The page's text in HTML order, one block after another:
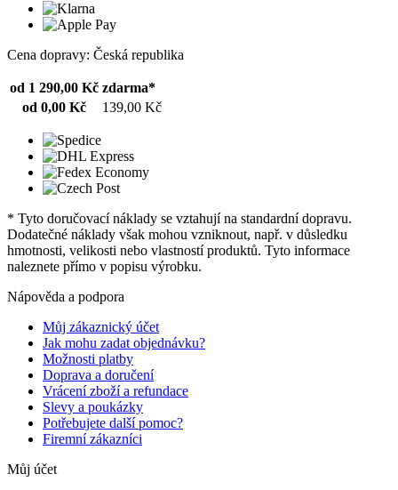
Cena dopravy: Česká republika
od 1 290,00 Kč zdarma*
od 0,00 Kč
139,00 Kč
* Tyto doručovací náklady se vztahují na standardní dopravu.
Dodatečné náklady však mohou vzniknout, např. v důsledku
hmotnosti, velikosti nebo vlastností produktů. Tyto informace
naleznete přímo v popisu výrobku.
Nápověda a podpora
Můj zákaznický účet
Jak mohu zadat objednávku?
Možnosti platby
Doprava a doručení
Vrácení zboží a refundace
Slevy a poukázky
Potřebujete další pomoc?
Firemní zákazníci
Můj účet